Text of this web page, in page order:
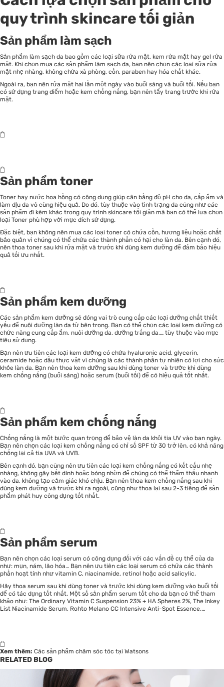
quy trình skincare tối giản
Sản phẩm làm sạch
Sản phẩm làm sạch da bao gồm các loại sữa rửa mặt, kem rửa mặt hay gel rửa
mặt. Khi chọn mua các sản phẩm làm sạch da, bạn nên chọn các loại sữa rửa
mặt nhẹ nhàng, không chứa xà phòng, cồn, paraben hay hóa chất khác.
Ngoài ra, bạn nên rửa mặt hai lần một ngày vào buổi sáng và buổi tối. Nếu bạn
có sử dụng trang điểm hoặc kem chống nắng, bạn nên tẩy trang trước khi rửa
mặt.
Sản phẩm toner
Toner hay nước hoa hồng có công dụng giúp cân bằng độ pH cho da, cấp ẩm và
làm dịu da vô cùng hiệu quả. Do đó, tùy thuộc vào tình trạng da cũng như các
sản phẩm đi kèm khác trong quy trình skincare tối giản mà bạn có thể lựa chọn
loại Toner phù hợp với mục đích sử dụng.
Đặc biệt, bạn không nên mua các loại toner có chứa cồn, hương liệu hoặc chất
bảo quản vì chúng có thể chứa các thành phần có hại cho làn da. Bên cạnh đó,
nên thoa toner sau khi rửa mặt và trước khi dùng kem dưỡng để đảm bảo hiệu
quả tối ưu nhất.
Sản phẩm kem dưỡng
Các sản phẩm kem dưỡng sẽ đóng vai trò cung cấp các loại dưỡng chất thiết
yếu để nuôi dưỡng làn da từ bên trong. Bạn có thể chọn các loại kem dưỡng có
chức năng cung cấp ẩm, nuôi dưỡng da, dưỡng trắng da,… tùy thuộc vào mục
tiêu sử dụng.
Bạn nên ưu tiên các loại kem dưỡng có chứa hyaluronic acid, glycerin,
ceramide hoặc dầu thực vật vì chúng là các thành phần tự nhiên có lợi cho sức
khỏe làn da. Bạn nên thoa kem dưỡng sau khi dùng toner và trước khi dùng
kem chống nắng (buổi sáng) hoặc serum (buổi tối) để có hiệu quả tốt nhất.
Sản phẩm kem chống nắng
Chống nắng là một bước quan trọng để bảo vệ làn da khỏi tia UV vào ban ngày.
Bạn nên chọn các loại kem chống nắng có chỉ số SPF từ 30 trở lên, có khả năng
chống lại cả tia UVA và UVB.
Bên cạnh đó, bạn cũng nên ưu tiên các loại kem chống nắng có kết cấu nhẹ
nhàng, không gây bết dính hoặc bóng nhờn để chúng có thể thẩm thấu nhanh
vào da, không tạo cảm giác khó chịu. Bạn nên thoa kem chống nắng sau khi
dùng kem dưỡng và trước khi ra ngoài, cũng như thoa lại sau 2-3 tiếng để sản
phẩm phát huy công dụng tốt nhất.
Sản phẩm serum
Bạn nên chọn các loại serum có công dụng đối với các vấn đề cụ thể của da
như: mụn, nám, lão hóa… Bạn nên ưu tiên các loại serum có chứa các thành
phần hoạt tính như vitamin C, niacinamide, retinol hoặc acid salicylic.
Hãy thoa serum sau khi dùng toner và trước khi dùng kem dưỡng vào buổi tối
để có tác dụng tốt nhất. Một số sản phẩm serum tốt cho da bạn có thể tham
khảo như: The Ordinary Vitamin C Suspension 23% + HA Spheres 2%, The Inkey
List Niacinamide Serum, Rohto Melano CC Intensive Anti-Spot Essence,…
Xem thêm: Các sản phẩm chăm sóc tóc tại Watsons
RELATED BLOG